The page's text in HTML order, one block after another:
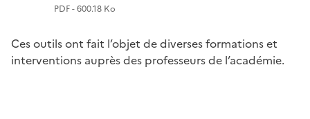
PDF - 600.18 Ko
Ces outils ont fait l’objet de diverses formations et
interventions auprès des professeurs de l’académie.